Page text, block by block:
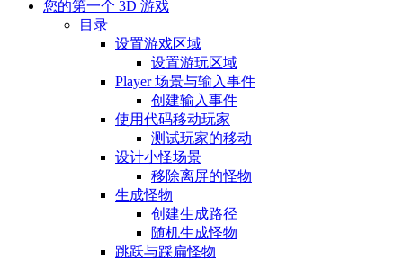
您的第一个 3D 游戏
目录
设置游戏区域
设置游玩区域
Player 场景与输入事件
创建输入事件
使用代码移动玩家
测试玩家的移动
设计小怪场景
移除离屏的怪物
生成怪物
创建生成路径
随机生成怪物
跳跃与踩扁怪物